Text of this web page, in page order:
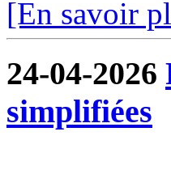
[En savoir
24-04-2026
simplifiées